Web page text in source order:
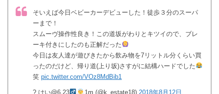
そいえば今日ベビーカーデビューした！徒歩３分のスーパ
ーまで！
スムーヴ操作性良き！この道坂がわりとキツイので、ブレ
ーキ付きにしたのも正解だった
今日は友人達が遊びきたから飲み物を7リットル分くらい買
ったのだけど、帰り道(上り坂)さすがに結構ハードでした
笑 pic.twitter.com/VOz8MdBib1
? けい@6.23 1m (@k_estate18) 2018年8月12日